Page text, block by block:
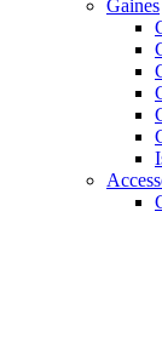
Gaines